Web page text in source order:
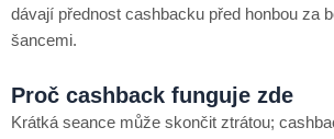
dávají přednost cashbacku před honbou za
šancemi.
Proč cashback funguje zde
Krátká seance může skončit ztrátou;